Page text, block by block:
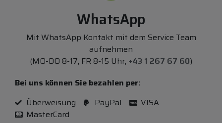
WhatsApp
Mit WhatsApp Kontakt mit dem Service Team
aufnehmen
(MO-DO 8-17, FR 8-15 Uhr, +43 1 267 67 60)
Bei uns können Sie bezahlen per:
Überweisung
PayPal
VISA
MasterCard